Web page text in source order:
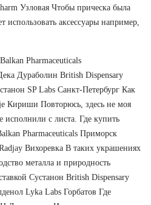
Узловая Чтобы прическа была
использовать аксессуары например,
Pharmaceuticals
Дураболин British Dispensary
SP Labs Санкт-Петербург Как
Кириши Повторюсь, здесь не моя
исполнили с листа. Где купить
Pharmaceuticals Приморск
Вихоревка В таких украшениях
металла и природность
Сустанон British Dispensary
Lyka Labs Горбатов Где